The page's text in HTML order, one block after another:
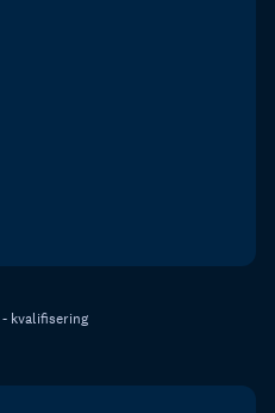
kvalifisering